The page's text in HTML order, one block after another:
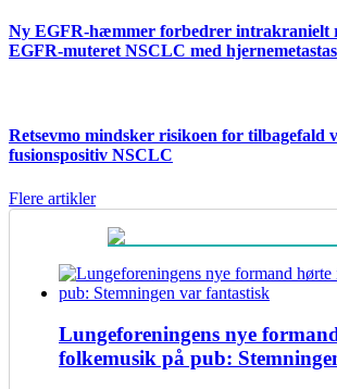
Ny EGFR-hæmmer forbedrer intrakranielt
EGFR-muteret NSCLC med
Retsevmo mindsker risikoen for tilbagefald
fusionspositiv NSCLC
Flere artikler
Lungeforeningens nye
folkemusik på pub: